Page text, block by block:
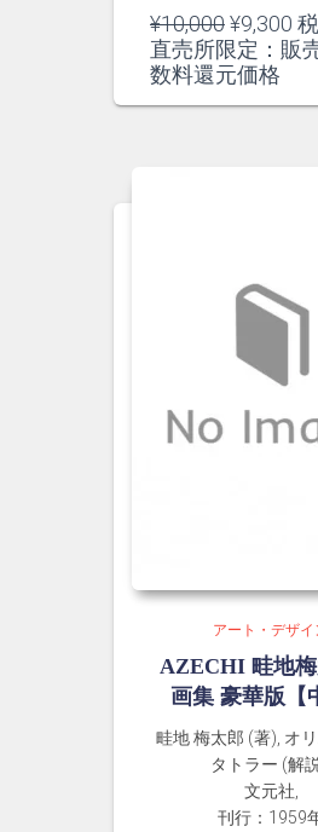
¥10,000元
の
価
¥9,300 現
在
直売所限定：販
数料還元価格
アート・デザイ
AZECHI 畦地
画集 豪華版【
畦地 梅太郎 (著), オ
タトラー (解
文元社,
刊行：1959